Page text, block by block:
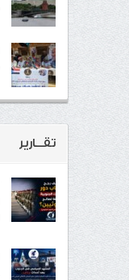
تقــارير